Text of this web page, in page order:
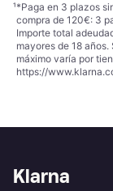
¹*Paga en 3 plazos
compra de 120€: 3
Importe total
mayores de 18
máximo varía por
https://
Klarna